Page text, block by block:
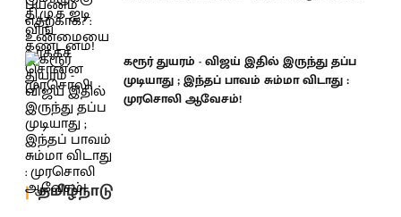
கரூர் துயரம் - விஜய் இதில் இருந்து தப்ப
முடியாது ; இந்தப் பாவம் சும்மா விடாது :
முரசொலி ஆவேசம்!
தமிழ்நாடு